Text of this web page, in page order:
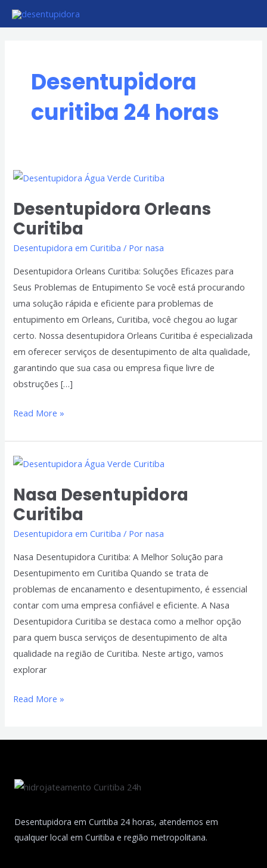
Desentupidora
curitiba 24 horas
Desentupidora Orleans
Curitiba
Desentupidora em Curitiba / Pornasa
Desentupidora Orleans Curitiba: Soluções Eficazes para
Seus Problemas de Entupimento Se você está procurando
uma solução rápida e eficiente para problemas de
entupimento em Orleans, Curitiba, você chegou ao lugar
certo. Nossa desentupidora Orleans Curitiba é especializada
em oferecer serviços de desentupimento de alta qualidade,
garantindo que sua casa ou empresa fique livre de
obstruções […]
Desentupidora
Curitiba
Read More »
Nasa Desentupidora
Curitiba
Desentupidora em Curitiba / Pornasa
Nasa Desentupidora Curitiba: A Melhor Solução para
Desentupimento em Curitiba Quando se trata de
problemas de encanamento e desentupimento, é essencial
contar com uma empresa confiável e eficiente. A Nasa
Desentupidora Curitiba se destaca como a melhor opção
para quem busca serviços de desentupimento de alta
qualidade na região de Curitiba. Neste artigo, vamos
explorar
Nasa
Curitiba
Read More »
Desentupidora em Curitiba 24 horas, atendemos em
qualquer local em Curitiba e região metropolitana.